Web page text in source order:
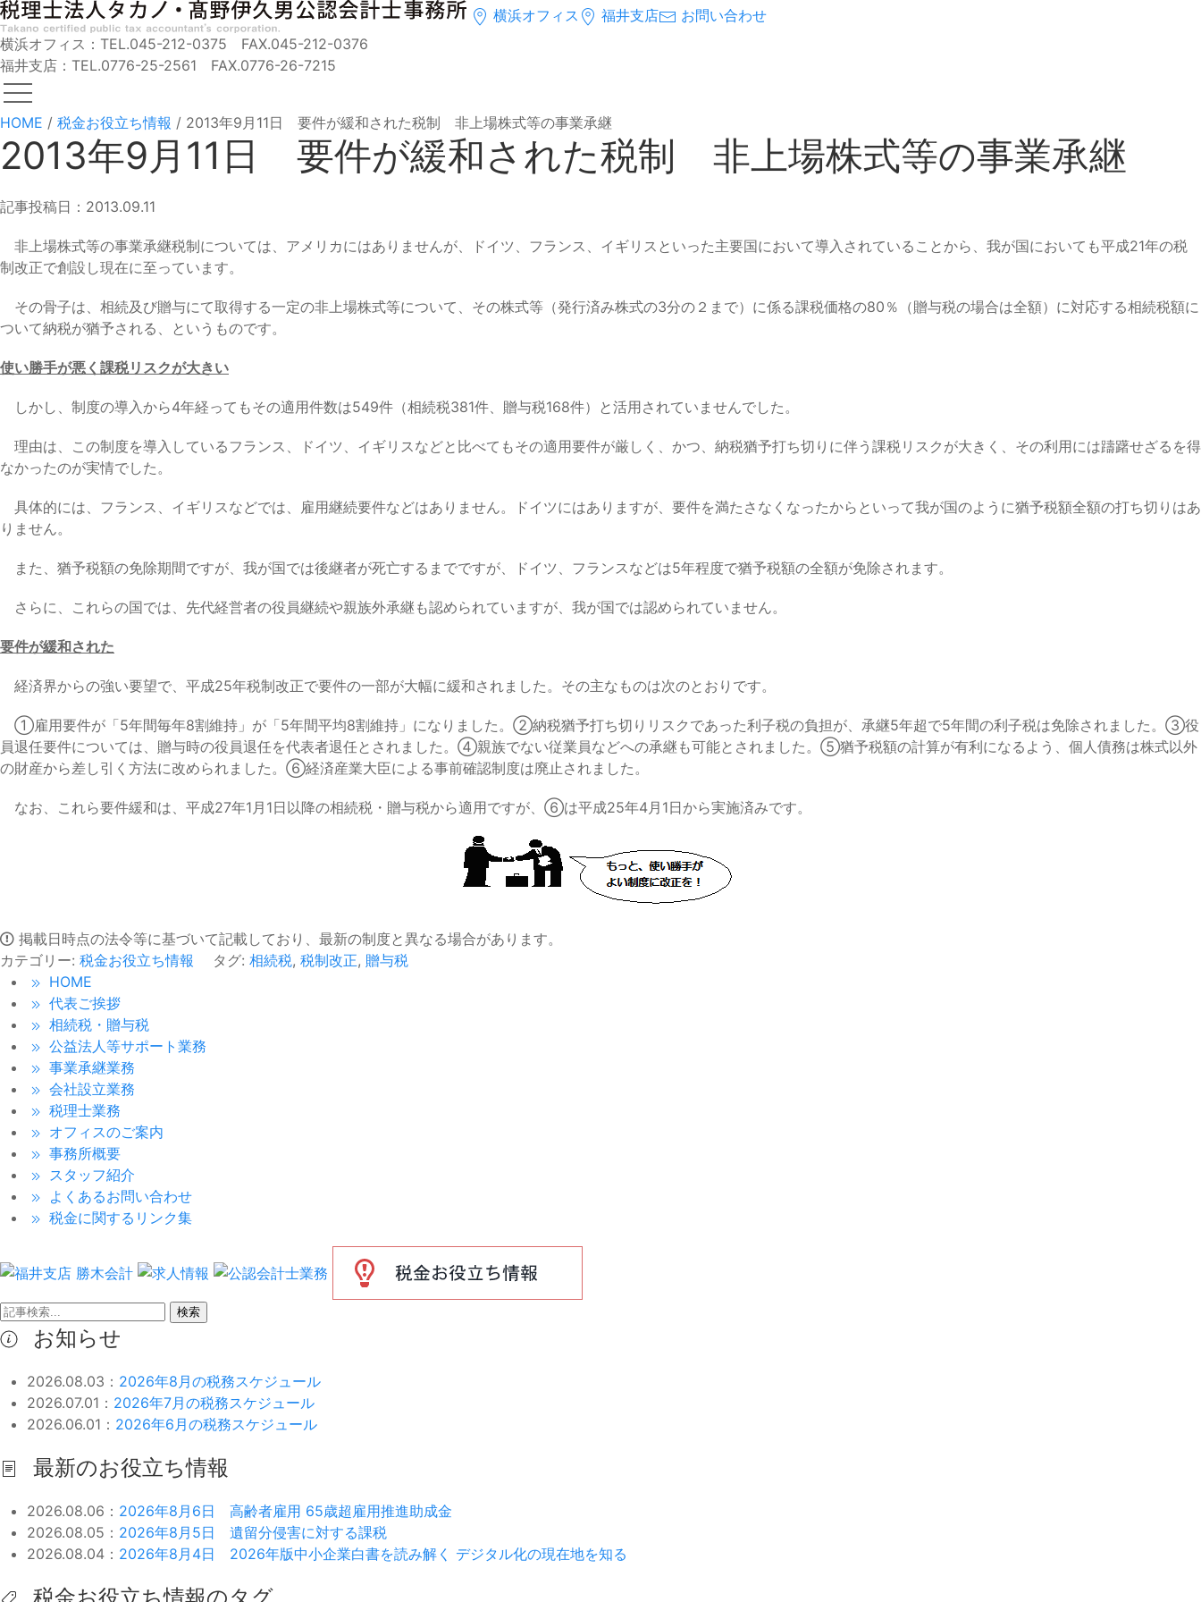
横浜オフィス 福井支店
お問い合わせ
横浜オフィス：TEL.045-212-0375 FAX.045-212-0376
福井支店：TEL.0776-25-2561 FAX.0776-26-7215
HOME / 税金お役立ち情報 / 2013年9月11日 要件が緩和された税制 非上場株式等の事業承継
2013年9月11日 要件が緩和された税制 非上場株式等の事業承継
記事投稿日：2013.09.11
非上場株式等の事業承継税制については、アメリカにはありませんが、ドイツ、フランス、イギリスといった主要国において導入されていることから、我が国においても平成21年の税
制改正で創設し現在に至っています。
その骨子は、相続及び贈与にて取得する一定の非上場株式等について、その株式等（発行済み株式の3分の２まで）に係る課税価格の80％（贈与税の場合は全額）に対応する相続税額に
ついて納税が猶予される、というものです。
使い勝手が悪く課税リスクが大きい
しかし、制度の導入から4年経ってもその適用件数は549件（相続税381件、贈与税168件）と活用されていませんでした。
理由は、この制度を導入しているフランス、ドイツ、イギリスなどと比べてもその適用要件が厳しく、かつ、納税猶予打ち切りに伴う課税リスクが大きく、その利用には躊躇せざるを得
なかったのが実情でした。
具体的には、フランス、イギリスなどでは、雇用継続要件などはありません。ドイツにはありますが、要件を満たさなくなったからといって我が国のように猶予税額全額の打ち切りはあ
りません。
また、猶予税額の免除期間ですが、我が国では後継者が死亡するまでですが、ドイツ、フランスなどは5年程度で猶予税額の全額が免除されます。
さらに、これらの国では、先代経営者の役員継続や親族外承継も認められていますが、我が国では認められていません。
要件が緩和された
経済界からの強い要望で、平成25年税制改正で要件の一部が大幅に緩和されました。その主なものは次のとおりです。
①雇用要件が「5年間毎年8割維持」が「5年間平均8割維持」になりました。②納税猶予打ち切りリスクであった利子税の負担が、承継5年超で5年間の利子税は免除されました。③役
員退任要件については、贈与時の役員退任を代表者退任とされました。④親族でない従業員などへの承継も可能とされました。⑤猶予税額の計算が有利になるよう、個人債務は株式以外
の財産から差し引く方法に改められました。⑥経済産業大臣による事前確認制度は廃止されました。
なお、これら要件緩和は、平成27年1月1日以降の相続税・贈与税から適用ですが、⑥は平成25年4月1日から実施済みです。
掲載日時点の法令等に基づいて記載しており、最新の制度と異なる場合があります。
カテゴリー: 税金お役立ち情報 タグ: 相続税, 税制改正, 贈与税
HOME
代表ご挨拶
相続税・贈与税
公益法人等サポート業務
事業承継業務
会社設立業務
税理士業務
オフィスのご案内
事務所概要
スタッフ紹介
よくあるお問い合わせ
税金に関するリンク集
検索
お知らせ
2026.08.03： 2026年8月の税務スケジュール
2026.07.01： 2026年7月の税務スケジュール
2026.06.01： 2026年6月の税務スケジュール
最新のお役立ち情報
2026.08.06： 2026年8月6日 高齢者雇用 65歳超雇用推進助成金
2026.08.05： 2026年8月5日 遺留分侵害に対する課税
2026.08.04： 2026年8月4日 2026年版中小企業白書を読み解く デジタル化の現在地を知る